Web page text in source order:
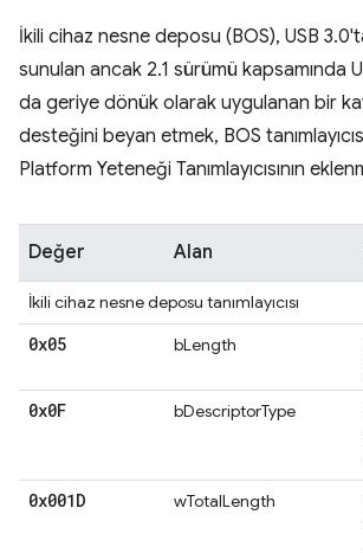
İkili cihaz nesne deposu (BOS), USB
sunulan ancak 2.1 sürümü kapsamında
da geriye dönük olarak uygulanan bir
desteğini beyan etmek, BOS
Platform Yeteneği Tanımlayıcısının
Değer Alan
İkili cihaz nesne deposu tanımlayıcısı
0x05 bLength
0x0F bDescriptorType
0x001D wTotalLength